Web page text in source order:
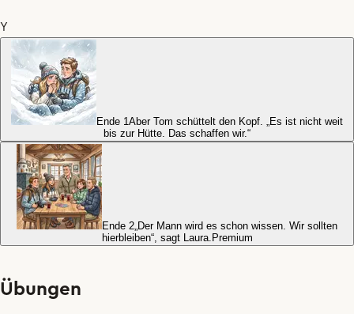
Y
Ende 1 Aber Tom schüttelt den Kopf. „Es ist nicht weit
bis zur Hütte. Das schaffen wir.“
Ende 2 „Der Mann wird es schon wissen. Wir sollten
hierbleiben“, sagt Laura. Premium
Übungen